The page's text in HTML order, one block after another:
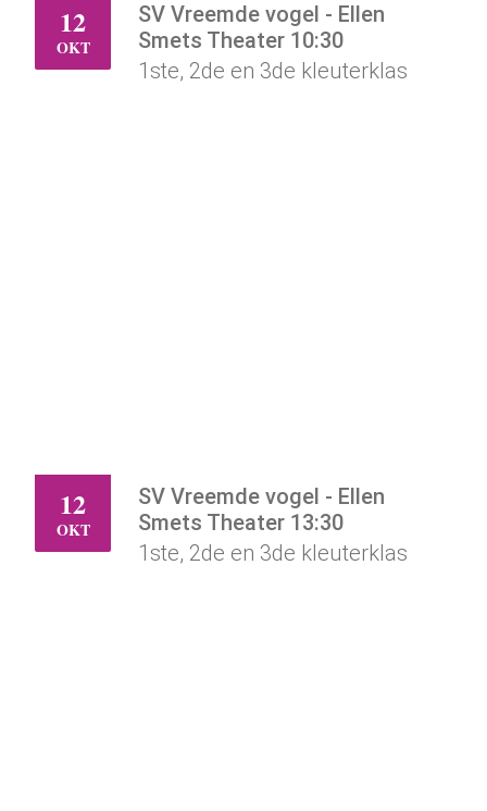
MA
12
OKT
SV Vreemde vogel - Ellen
Smets Theater 10:30
1ste, 2de en 3de kleuterklas
MA
12
OKT
SV Vreemde vogel - Ellen
Smets Theater 13:30
1ste, 2de en 3de kleuterklas